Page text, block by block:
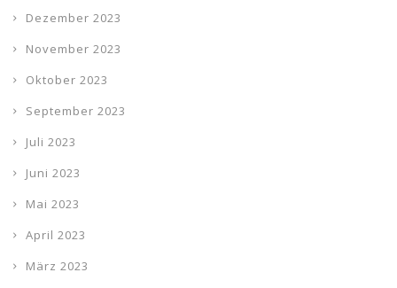
Dezember 2023
November 2023
Oktober 2023
September 2023
Juli 2023
Juni 2023
Mai 2023
April 2023
März 2023